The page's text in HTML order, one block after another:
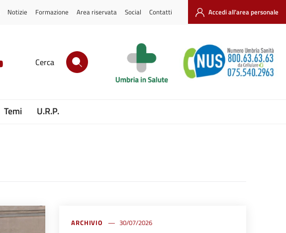
Notizie Formazione Area riservata Social Contatti Accedi all’area personale
Cerca
Temi U.R.P.
ARCHIVIO 30/07/2026